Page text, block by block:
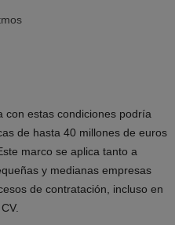
con estas condiciones podría
de hasta 40 millones de euros
marco se aplica tanto a
y medianas empresas
de contratación, incluso en